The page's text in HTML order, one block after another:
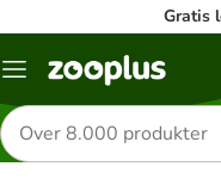
Gratis
Menu
Søg
efter
produkter